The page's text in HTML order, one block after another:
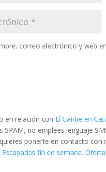
correo electrónico y web
en relación con El Caribe en
SPAM, no emplees lenguaje
ponerte en contacto con
Escapadas fin de semana.